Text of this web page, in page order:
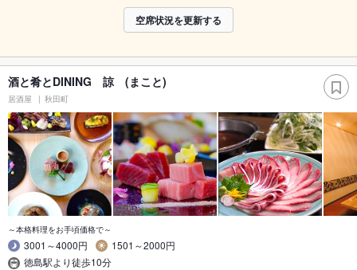
空席状況を更新する
酒と肴とDINING 諒 (まこと)
居酒屋 秋田町
～本格料理をお手頃価格で～
3001～4000円
1501～2000円
徳島駅より徒歩10分